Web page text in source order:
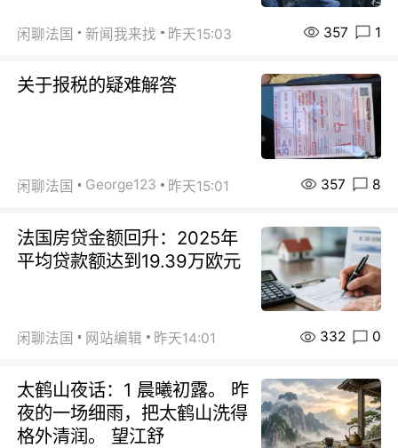
闲聊法国 新闻我来找 昨天15:03 357 1
关于报税的疑难解答
闲聊法国 George123 昨天15:01 357 8
法国房贷金额回升：2025年
平均贷款额达到19.39万欧元
闲聊法国 网站编辑 昨天14:01 332 0
太鹤山夜话：1 晨曦初露。 昨
夜的一场细雨，把太鹤山洗得
格外清润。 望江舒